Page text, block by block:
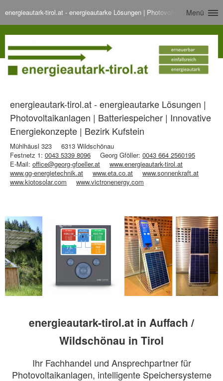
energieautark-tirol.at - energieautarke Lösungen | Photovoltaikanlagen |
Menü
energieautark-tirol.at - energieautarke Lösungen |
Photovoltaikanlagen | Batteriespeicher | Innovative
Energiekonzepte | Bezirk Kufstein
Mühlhäusl 323
6313 Wildschönau
Festnetz 1: 0043 5339 8096 Georg Gföller: 0043 664 2560195
E-Mail: office@georg-gfoeller.at
www.energieautark-tirol.at
www.gg-energietechnik.at
www.eta.co.at
www.sonnenkraft.at
www.kiotosolar.com
www.victronenergy.com
energieautark-tirol.at in Auffach /
Wildschönau in Tirol
Ihr Fachhandel und Ansprechpartner für
Photovoltaikanlagen, intelligente Speichersysteme